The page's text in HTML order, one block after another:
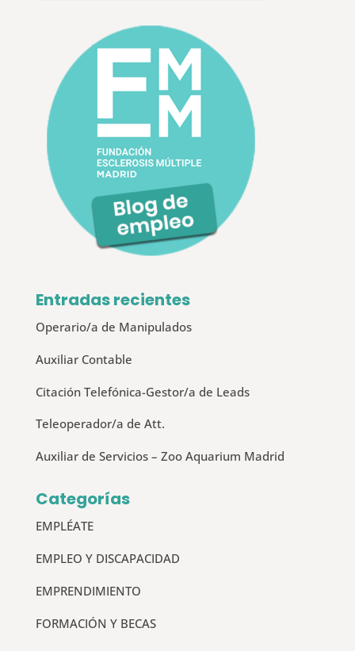
Entradas recientes
Operario/a de Manipulados
Auxiliar Contable
Citación Telefónica-Gestor/a de Leads
Teleoperador/a de Att.
Auxiliar de Servicios – Zoo Aquarium Madrid
Categorías
EMPLÉATE
EMPLEO Y DISCAPACIDAD
EMPRENDIMIENTO
FORMACIÓN Y BECAS